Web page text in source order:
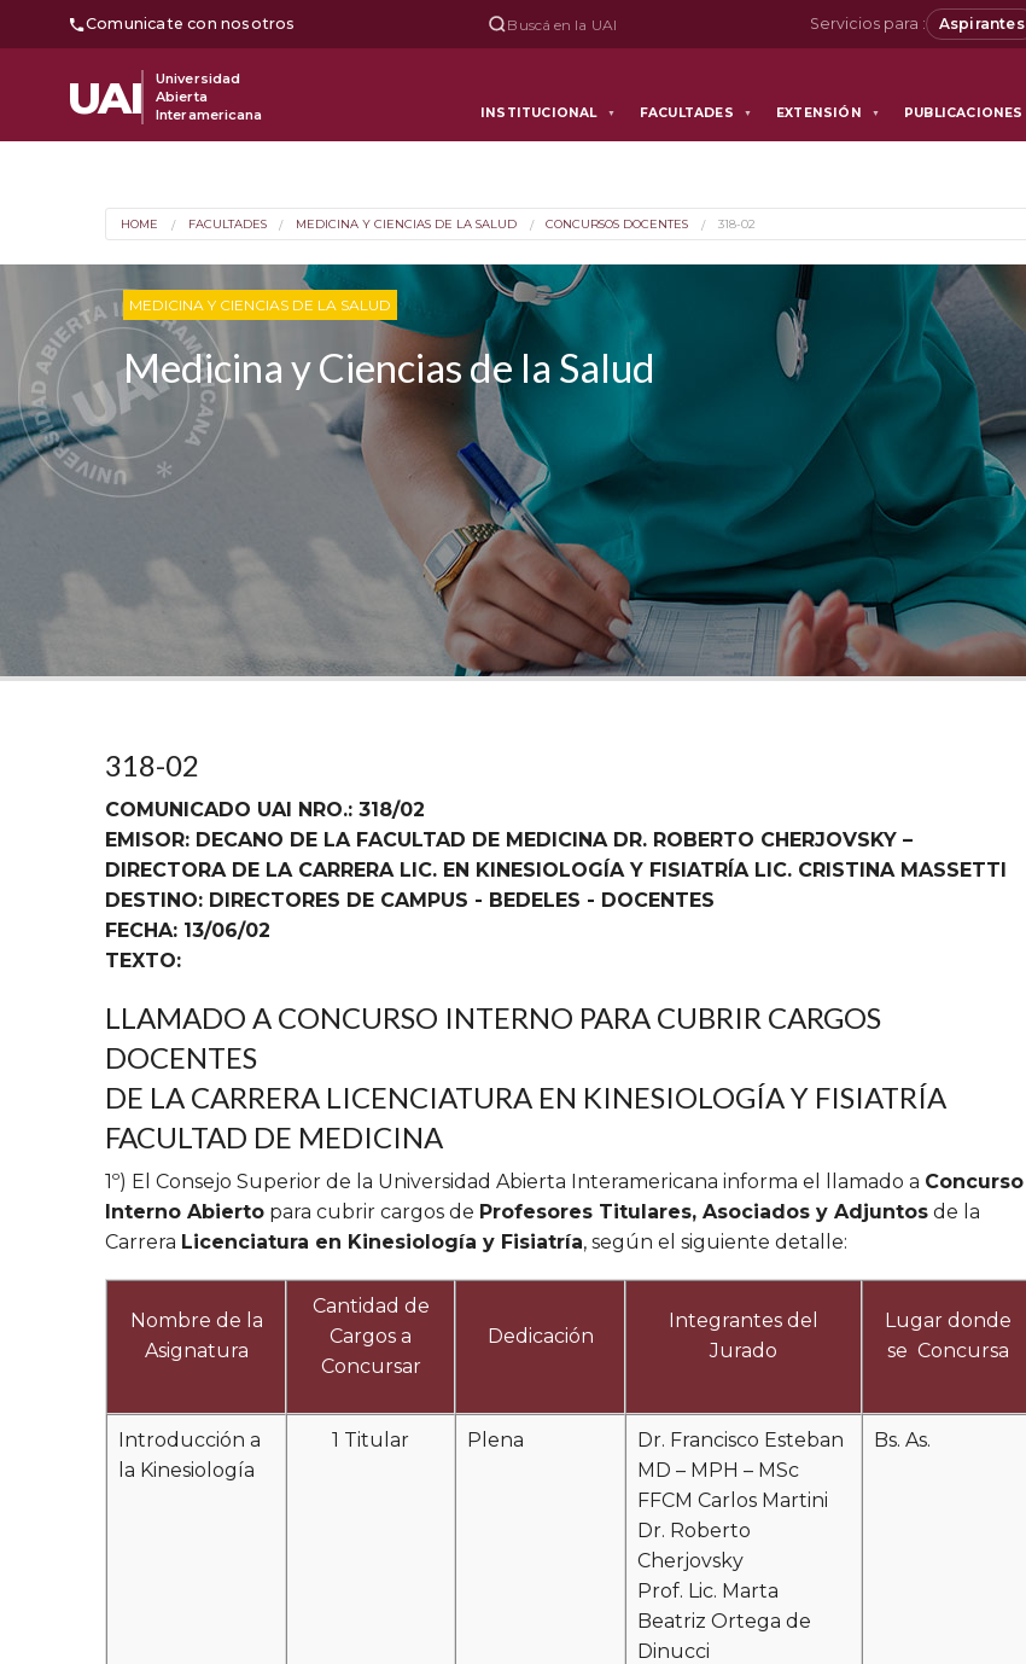
Comunicate con nosotros Buscá en la UAI Servicios para : Aspirantes
UAI
Universidad
Abierta
Interamericana
INSTITUCIONAL ▼ FACULTADES ▼ EXTENSIÓN ▼ PUBLICACIONES
HOME FACULTADES MEDICINA Y CIENCIAS DE LA SALUD CONCURSOS DOCENTES 318-02
MEDICINA Y CIENCIAS DE LA SALUD
Medicina y Ciencias de la Salud
318-02
COMUNICADO UAI NRO.: 318/02
EMISOR: DECANO DE LA FACULTAD DE MEDICINA DR. ROBERTO CHERJOVSKY –
DIRECTORA DE LA CARRERA LIC. EN KINESIOLOGÍA Y FISIATRÍA LIC. CRISTINA MASSETTI
DESTINO: DIRECTORES DE CAMPUS - BEDELES - DOCENTES
FECHA: 13/06/02
TEXTO:
LLAMADO A CONCURSO INTERNO PARA CUBRIR CARGOS
DOCENTES
DE LA CARRERA LICENCIATURA EN KINESIOLOGÍA Y FISIATRÍA
FACULTAD DE MEDICINA
1º) El Consejo Superior de la Universidad Abierta Interamericana informa el llamado a Concurso
Interno Abierto para cubrir cargos de Profesores Titulares, Asociados y Adjuntos de la
Carrera Licenciatura en Kinesiología y Fisiatría, según el siguiente detalle:
Nombre de la
Asignatura
Cantidad de
Cargos a
Concursar
Dedicación
Integrantes del
Jurado
Lugar donde
se Concursa
Introducción a
la Kinesiología
1 Titular Plena
Dr. Francisco Esteban
MD – MPH – MSc
FFCM Carlos Martini
Dr. Roberto
Cherjovsky
Prof. Lic. Marta
Beatriz Ortega de
Dinucci
Bs. As.